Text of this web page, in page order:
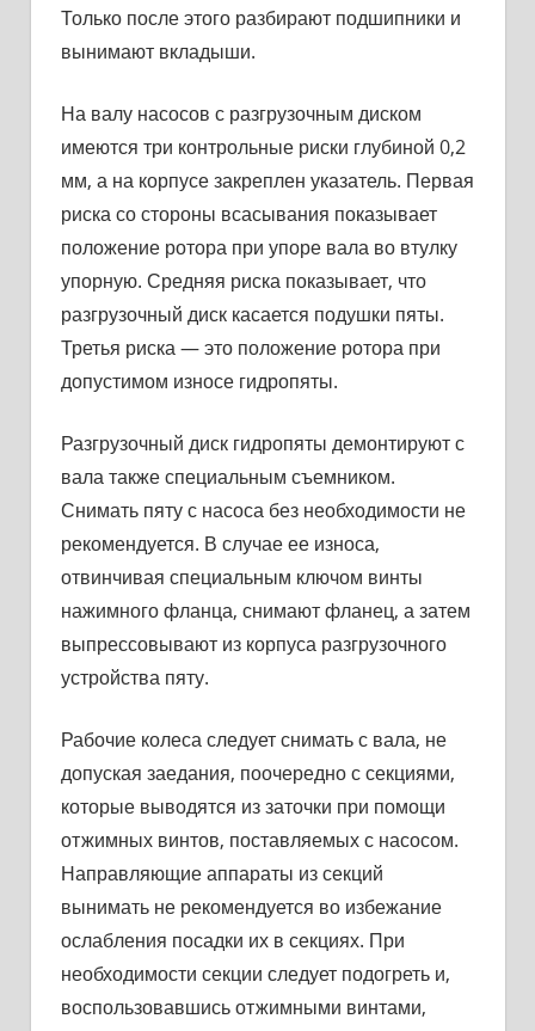
Только после этого разбирают подшипники и
вынимают вкла­дыши.
На валу насосов с разгрузочным диском
имеются три контроль­ные риски глубиной 0,2
мм, а на корпусе закреплен указатель. Первая
риска со стороны всасывания показывает
поло­жение ротора при упоре вала во втулку
упорную. Средняя риска показывает, что
разгрузочный диск касается подушки пяты.
Третья риска — это положение ротора при
допустимом износе гидропяты.
Разгрузочный диск гидропяты демонтируют с
вала также спе­циальным съемником.
Снимать пяту с насоса без необходимости не
рекомендуется. В случае ее износа,
отвинчивая специальным ключом винты
нажимного фланца, снимают фланец, а затем
выпрессовывают из корпуса разгрузоч­ного
устройства пяту.
Рабочие колеса следует снимать с вала, не
допуская заедания, поочередно с секциями,
которые выводятся из заточки при помощи
отжимных винтов, поставляемых с насосом.
Направляющие ап­параты из секций
вынимать не рекомендуется во избежание
ослаб­ления посадки их в секциях. При
необходимости секции следует подогреть и,
воспользовавшись отжимными винтами,